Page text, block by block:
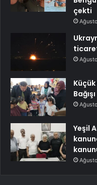
çekti
Bağışı
Yeşil